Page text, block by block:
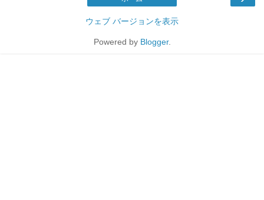
ウェブ バージョンを表示
Powered by Blogger.